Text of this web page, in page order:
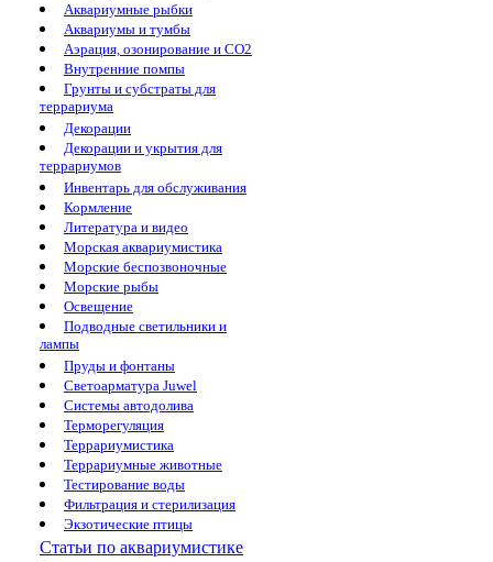
Аквариумные рыбки
Аквариумы и тумбы
Аэрация, озонирование и CO2
Внутренние помпы
Грунты и субстраты для
террариума
Декорации
Декорации и укрытия для
террариумов
Инвентарь для обслуживания
Кормление
Литература и видео
Морская аквариумистика
Морские беспозвоночные
Морские рыбы
Освещение
Подводные светильники и
лампы
Пруды и фонтаны
Светоарматура Juwel
Системы автодолива
Терморегуляция
Террариумистика
Террариумные животные
Тестирование воды
Фильтрация и стерилизация
Экзотические птицы
Статьи по аквариумистике